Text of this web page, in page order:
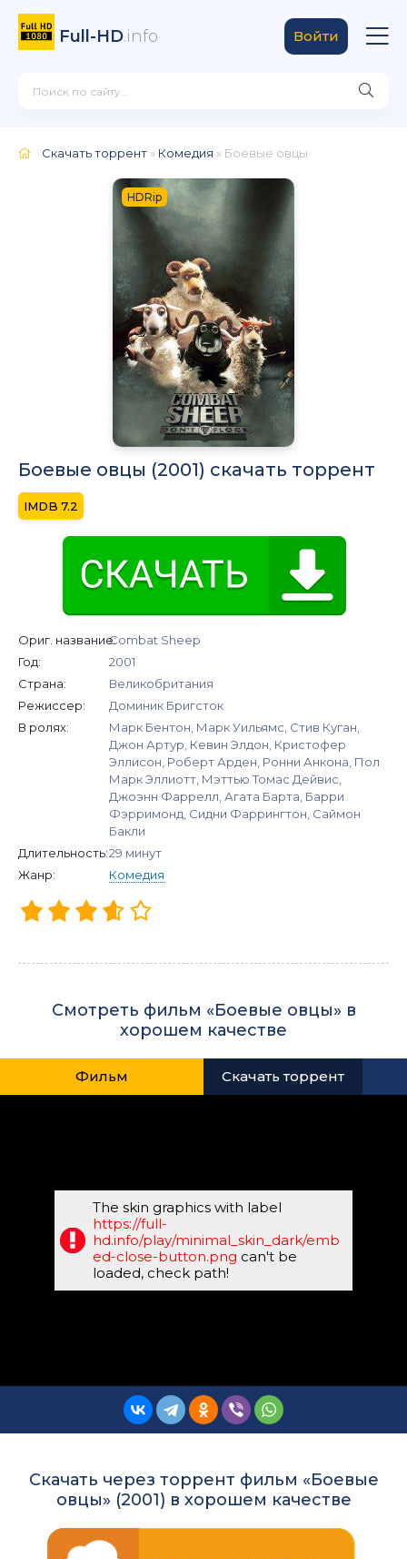
Full-HD.info Войти
Скачать торрент » Комедия » Боевые овцы
HDRip
Боевые овцы (2001) скачать торрент
7.2
Ориг. название:Combat Sheep
Год:
2001
Страна:
Великобритания
Режиссер:
Доминик Бригсток
В ролях:
Марк Бентон, Марк Уильямс, Стив Куган,
Джон Артур, Кевин Элдон, Кристофер
Эллисон, Роберт Арден, Ронни Анкона, Пол
Марк Эллиотт, Мэттью Томас Дейвис,
Джоэнн Фаррелл, Агата Барта, Барри
Фэрримонд, Сидни Фаррингтон, Саймон
Бакли
Длительность:29 минут
Жанр:
Комедия
Смотреть фильм «Боевые овцы» в
хорошем качестве
Фильм Скачать торрент
The skin graphics with label
https://full-
hd.info/play/minimal_skin_dark/emb
ed-close-button.png can't be
loaded, check path!
Скачать через торрент фильм «Боевые
овцы» (2001) в хорошем качестве